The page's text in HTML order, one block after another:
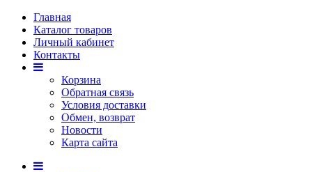
Главная
Каталог товаров
Личный кабинет
Контакты
Корзина
Обратная связь
Условия доставки
Обмен, возврат
Новости
Карта сайта